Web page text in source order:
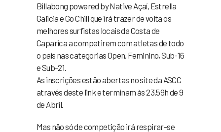
Billabong powered by Native Açaí, Estrella
Galicia e Go Chill que irá trazer de volta os
melhores surfistas locais da Costa de
Caparica a competirem com atletas de todo
o país nas categorias Open, Feminino, Sub-16
e Sub-21.
As inscrições estão abertas no site da ASCC
através deste link e terminam às 23.59h de 9
de Abril.
Mas não só de competição irá respirar-se